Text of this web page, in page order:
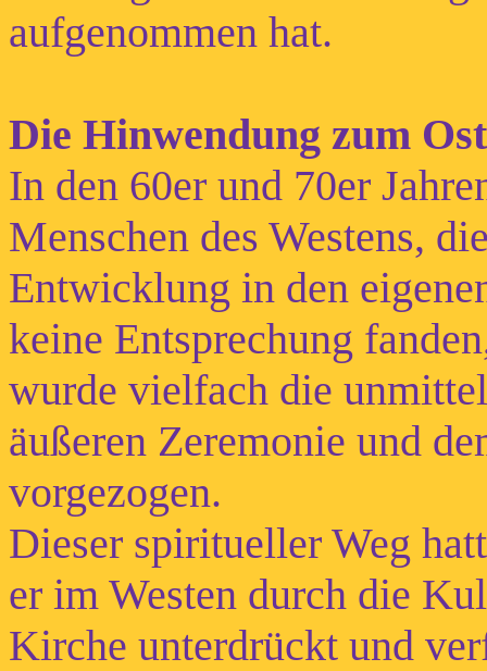
aufgenommen hat.
Die Hinwendung zum
In den 60er und 70er
Menschen des Westens,
Entwicklung in den
keine Entsprechung
wurde vielfach die
äußeren Zeremonie und
vorgezogen.
Dieser spiritueller Weg
er im Westen durch die
Kirche unterdrückt und